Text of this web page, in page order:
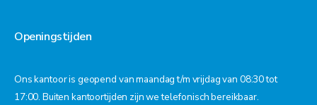
Openingstijden
Ons kantoor is geopend van maandag t/m vrijdag van 08:30 tot
17:00. Buiten kantoortijden zijn we telefonisch bereikbaar.